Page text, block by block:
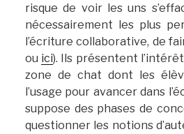
risque de voir les uns
nécessairement les plus
l’écriture collaborative, de
ou ici). Ils présentent
zone de chat dont les
l’usage pour avancer dans
suppose des phases de
questionner les notions